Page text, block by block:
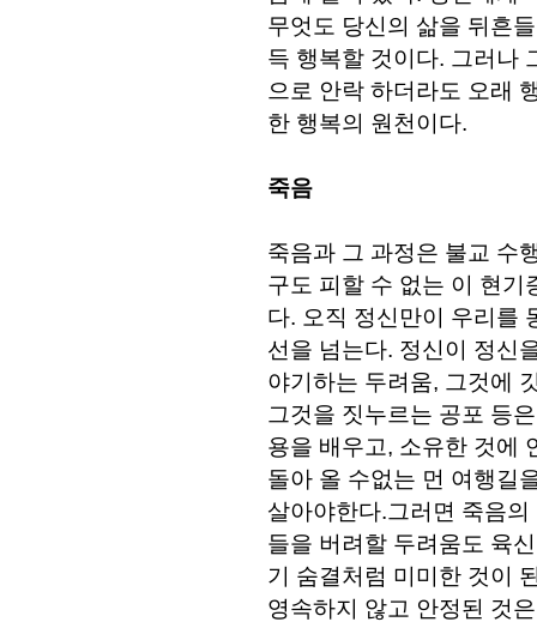
무엇도 당신의 삶을 뒤흔
득 행복할 것이다. 그러나
으로 안락 하더라도 오래
한 행복의 원천이다.
죽음
죽음과 그 과정은 불교 수
구도 피할 수 없는 이 현기
다. 오직 정신만이 우리를
선을 넘는다. 정신이 정신
야기하는 두려움, 그것에
그것을 짓누르는 공포 등
용을 배우고, 소유한 것에
돌아 올 수없는 먼 여행길
살아야한다.그러면 죽음
들을 버려할 두려움도 육
기 숨결처럼 미미한 것이
영속하지 않고 안정된 것